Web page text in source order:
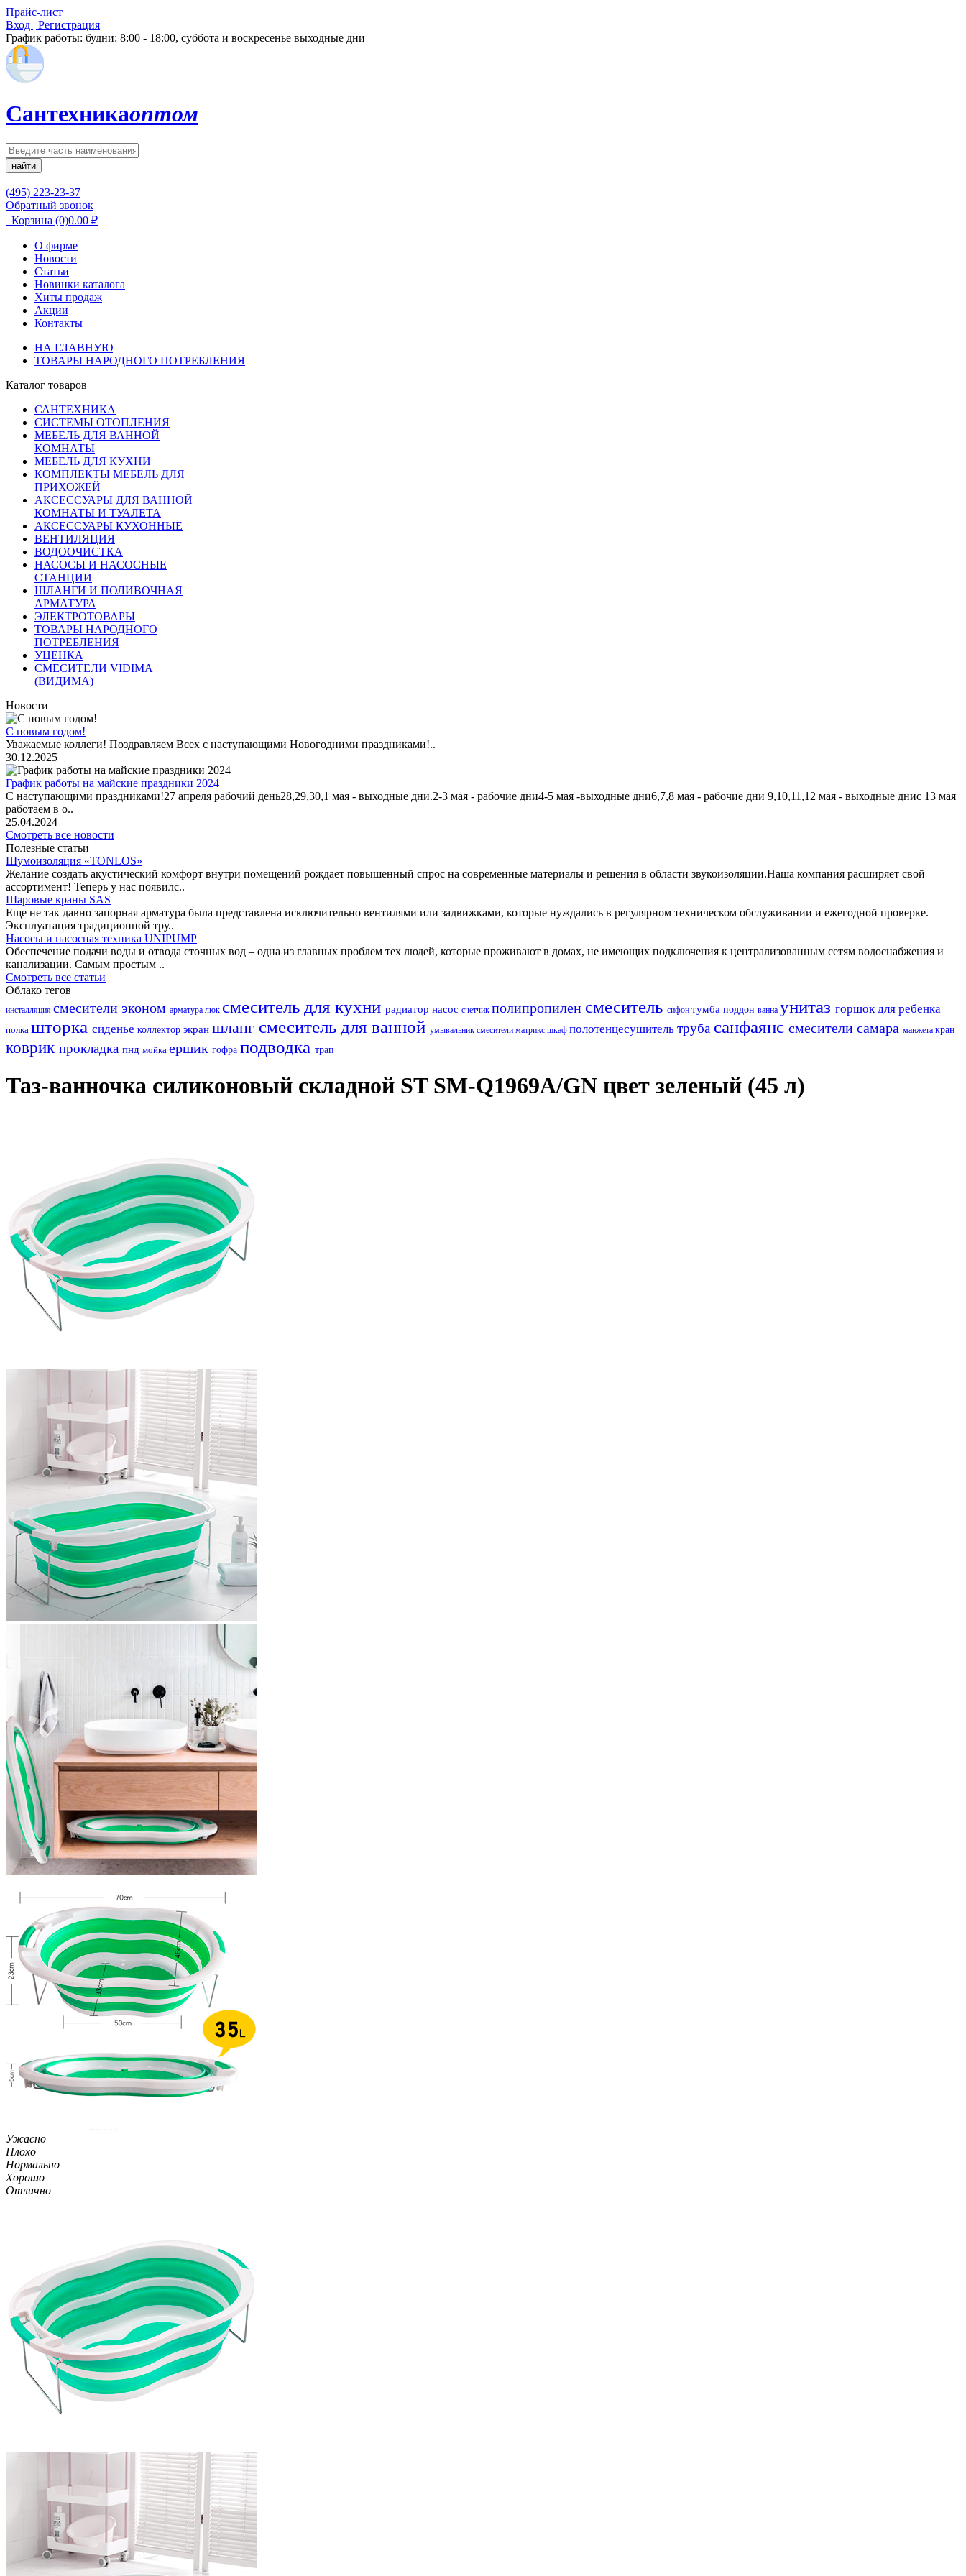
Прайс-лист
Вход | Регистрация
График работы: будни: 8:00 - 18:00, суббота и воскресенье выходные дни
Сантехникаоптом
найти
(495) 223-23-37
Обратный звонок
Корзина (0)0.00 ₽
О фирме
Новости
Статьи
Новинки каталога
Хиты продаж
Акции
Контакты
НА ГЛАВНУЮ
ТОВАРЫ НАРОДНОГО ПОТРЕБЛЕНИЯ
Каталог товаров
САНТЕХНИКА
СИСТЕМЫ ОТОПЛЕНИЯ
МЕБЕЛЬ ДЛЯ ВАННОЙ
КОМНАТЫ
МЕБЕЛЬ ДЛЯ КУХНИ
КОМПЛЕКТЫ МЕБЕЛЬ ДЛЯ
ПРИХОЖЕЙ
АКСЕССУАРЫ ДЛЯ ВАННОЙ
КОМНАТЫ И ТУАЛЕТА
АКСЕССУАРЫ КУХОННЫЕ
ВЕНТИЛЯЦИЯ
ВОДООЧИСТКА
НАСОСЫ И НАСОСНЫЕ
СТАНЦИИ
ШЛАНГИ И ПОЛИВОЧНАЯ
АРМАТУРА
ЭЛЕКТРОТОВАРЫ
ТОВАРЫ НАРОДНОГО
ПОТРЕБЛЕНИЯ
УЦЕНКА
СМЕСИТЕЛИ VIDIMA
(ВИДИМА)
Новости
С новым годом!
Уважаемые коллеги! Поздравляем Всех с наступающими Новогодними праздниками!..
30.12.2025
График работы на майские праздники 2024
С наступающими праздниками!27 апреля рабочий день28,29,30,1 мая - выходные дни.2-3 мая - рабочие дни4-5 мая -выходные дни6,7,8 мая - рабочие дни 9,10,11,12 мая - выходные днис 13 мая
работаем в о..
25.04.2024
Смотреть все новости
Полезные статьи
Шумоизоляция «TONLOS»
Желание создать акустический комфорт внутри помещений рождает повышенный спрос на современные материалы и решения в области звукоизоляции.Наша компания расширяет свой
ассортимент! Теперь у нас появилс..
Шаровые краны SAS
Еще не так давно запорная арматура была представлена исключительно вентилями или задвижками, которые нуждались в регулярном техническом обслуживании и ежегодной проверке.
Эксплуатация традиционной тру..
Насосы и насосная техника UNIPUMP
Обеспечение подачи воды и отвода сточных вод – одна из главных проблем тех людей, которые проживают в домах, не имеющих подключения к централизованным сетям водоснабжения и
канализации. Самым простым ..
Смотреть все статьи
Облако тегов
инсталляция смесители эконом арматура люк смеситель для кухни радиатор насос счетчик полипропилен смеситель сифон тумба поддон ванна унитаз горшок для ребенка
полка шторка сиденье коллектор экран шланг смеситель для ванной умывальник смесители матрикс шкаф полотенцесушитель труба санфаянс смесители самара манжета кран
коврик прокладка пнд мойка ершик гофра подводка трап
Таз-ванночка силиконовый складной ST SM-Q1969A/GN цвет зеленый (45 л)
Ужасно
Плохо
Нормально
Хорошо
Отлично